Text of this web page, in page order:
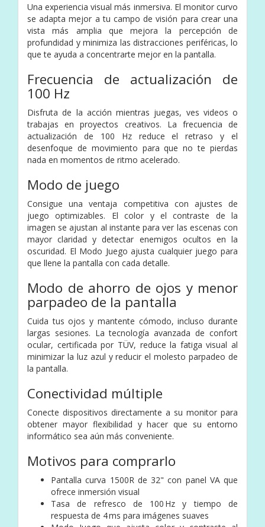
Una experiencia visual más inmersiva. El monitor curvo
se adapta mejor a tu campo de visión para crear una
vista más amplia que mejora la percepción de
profundidad y minimiza las distracciones periféricas, lo
que te ayuda a concentrarte mejor en la pantalla.
Frecuencia de actualización de
100 Hz
Disfruta de la acción mientras juegas, ves videos o
trabajas en proyectos creativos. La frecuencia de
actualización de 100 Hz reduce el retraso y el
desenfoque de movimiento para que no te pierdas
nada en momentos de ritmo acelerado.
Modo de juego
Consigue una ventaja competitiva con ajustes de
juego optimizables. El color y el contraste de la
imagen se ajustan al instante para ver las escenas con
mayor claridad y detectar enemigos ocultos en la
oscuridad. El Modo Juego ajusta cualquier juego para
que llene la pantalla con cada detalle.
Modo de ahorro de ojos y menor
parpadeo de la pantalla
Cuida tus ojos y mantente cómodo, incluso durante
largas sesiones. La tecnología avanzada de confort
ocular, certificada por TÜV, reduce la fatiga visual al
minimizar la luz azul y reducir el molesto parpadeo de
la pantalla.
Conectividad múltiple
Conecte dispositivos directamente a su monitor para
obtener mayor flexibilidad y hacer que su entorno
informático sea aún más conveniente.
Motivos para comprarlo
Pantalla curva 1500R de 32" con panel VA que
ofrece inmersión visual
Tasa de refresco de 100 Hz y tiempo de
respuesta de 4 ms para imágenes suaves